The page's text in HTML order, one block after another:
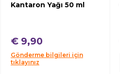
Kantaron Yağı 50 ml
€ 9,90
Gönderme bilgileri için
tıklayınız